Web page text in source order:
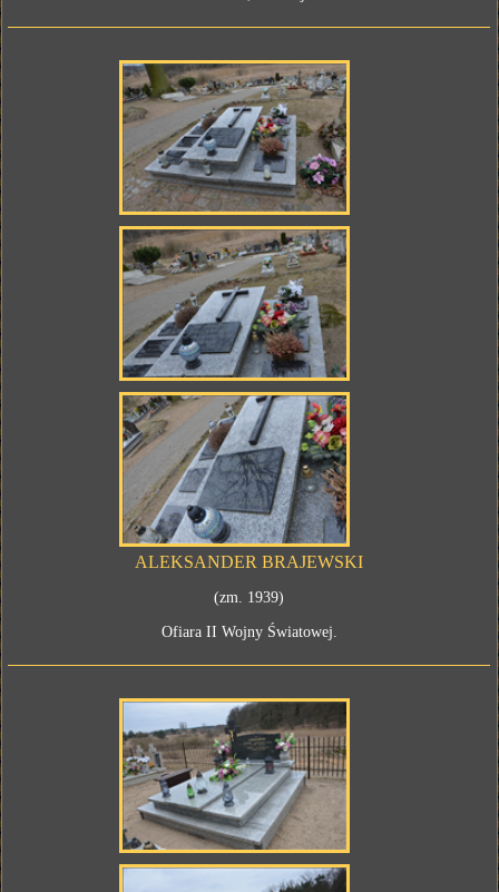
ALEKSANDER BRAJEWSKI
(zm. 1939)
Ofiara II Wojny Światowej.